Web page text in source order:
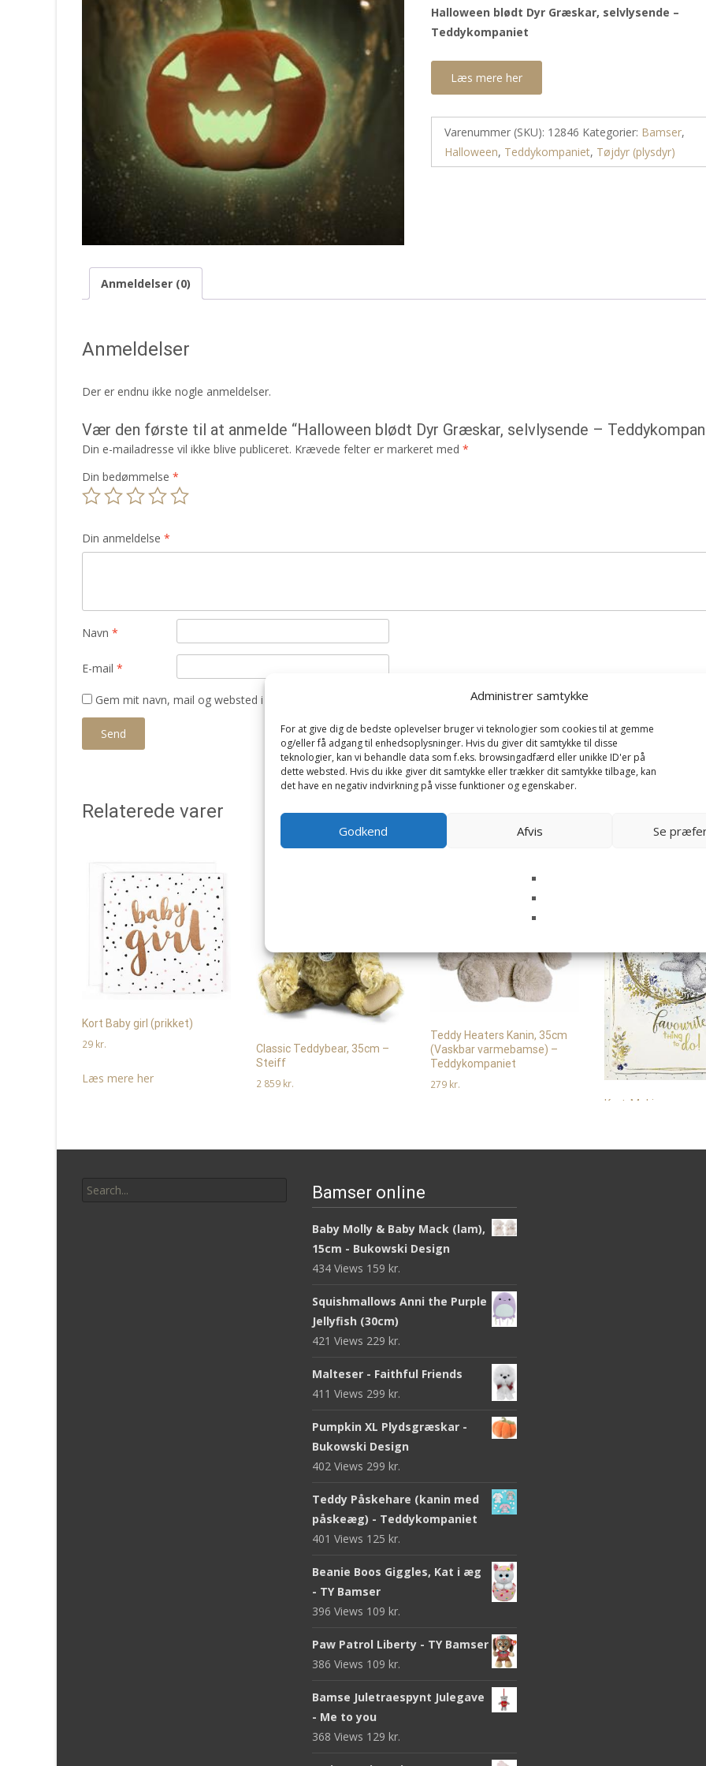
Administrer samtykke
For at give dig de bedste oplevelser bruger vi teknologier som cookies til at gemme
og/eller få adgang til enhedsoplysninger. Hvis du giver dit samtykke til disse
teknologier, kan vi behandle data som f.eks. browsingadfærd eller unikke ID'er på
dette websted. Hvis du ikke giver dit samtykke eller trækker dit samtykke tilbage, kan
det have en negativ indvirkning på visse funktioner og egenskaber.
Godkend Afvis Se
Halloween blødt Dyr Græskar, selvlysende –
Teddykompaniet
Læs mere her
Varenummer (SKU): 12846 Kategorier: Bamser,
Halloween, Teddykompaniet, Tøjdyr (plysdyr)
Anmeldelser (0)
Anmeldelser
Der er endnu ikke nogle anmeldelser.
Vær den første til at anmelde “Halloween blødt Dyr Græskar, selvlysende –
Din e-mailadresse vil ikke blive publiceret. Krævede felter er markeret med *
Din bedømmelse *
Din anmeldelse *
Navn *
E-mail *
Gem mit navn, mail og websted i denne browser til næste gang jeg kommenterer.
Relaterede varer
Kort Baby girl (prikket)
29 kr.
Læs mere her
Classic Teddybear, 35cm –
Steiff
2 859 kr.
Teddy Heaters Kanin, 35cm
(Vaskbar varmebamse) –
Teddykompaniet
279 kr.
Kort, Making
for:
Bamser online
Baby Molly & Baby Mack (lam),
15cm - Bukowski Design
434 Views 159 kr.
Squishmallows Anni the Purple
Jellyfish (30cm)
421 Views 229 kr.
Malteser - Faithful Friends
411 Views 299 kr.
Pumpkin XL Plydsgræskar -
Bukowski Design
402 Views 299 kr.
Teddy Påskehare (kanin med
påskeæg) - Teddykompaniet
401 Views 125 kr.
Beanie Boos Giggles, Kat i æg
- TY Bamser
396 Views 109 kr.
Paw Patrol Liberty - TY Bamser
386 Views 109 kr.
Bamse Juletraespynt Julegave
- Me to you
368 Views 129 kr.